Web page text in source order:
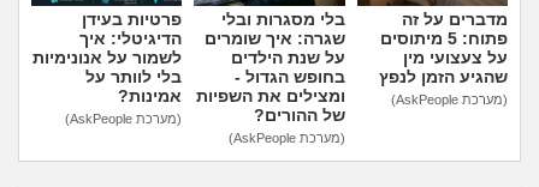
מדברים על זה
פתוח: 5 מיתוסים
על צעצועי מין
שהגיע הזמן לנפץ
(מערכת AskPeople)
בלי מסגרות ובלי
שגרה: איך שומרים
על שנת הילדים
בחופש הגדול -
ומצילים את השפיות
של ההורים?
(מערכת AskPeople)
פרטיות בעידן
הדיגיטלי: איך
לשמור על אנונימיות
בלי לוותר על
אמינות?
(מערכת AskPeople)